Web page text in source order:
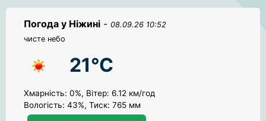
Погода у Ніжині - 08.09.26 10:52
чисте небо
21°C
Хмарність: 0%, Вітер: 6.12 км/год
Вологість: 43%, Тиск: 765 мм